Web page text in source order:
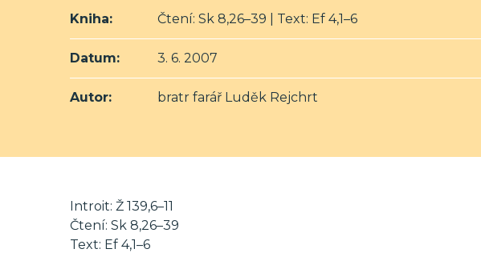
Kniha: Čtení: Sk 8,26–39 | Text: Ef 4,1–6
Datum: 3. 6. 2007
Autor: bratr farář Luděk Rejchrt
Introit: Ž 139,6–11
Čtení: Sk 8,26–39
Text: Ef 4,1–6